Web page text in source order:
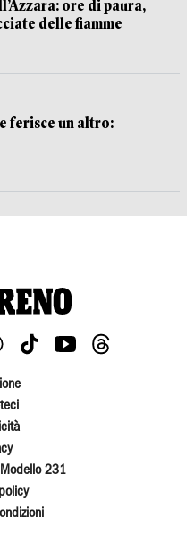
ore di paura,
delle fiamme
ferisce un altro:
231